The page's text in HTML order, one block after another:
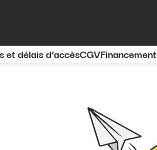
et délais d'accèsCGVFinancement